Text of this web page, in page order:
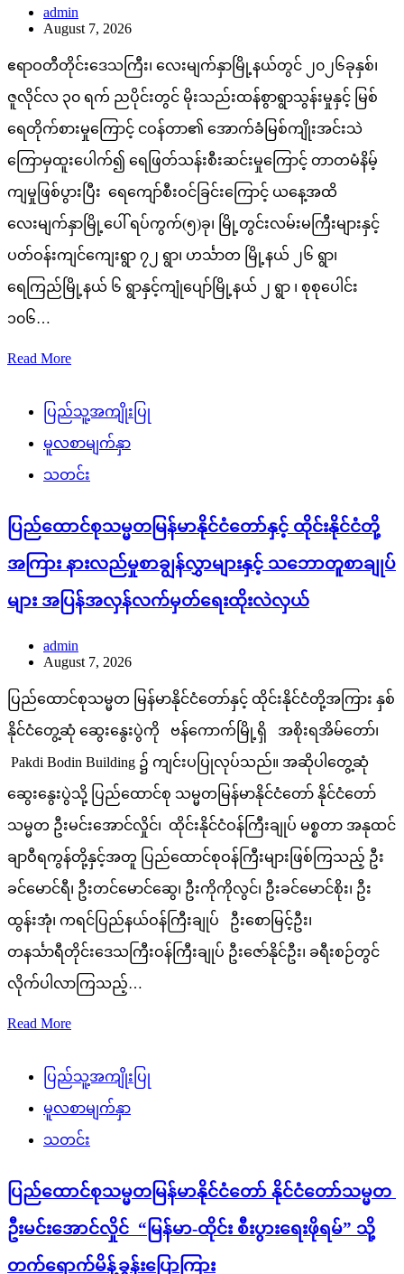
admin
August 7, 2026
ဧရာဝတီတိုင်းဒေသကြီး၊ လေးမျက်နှာမြို့နယ်တွင် ၂၀၂၆ခုနှစ်၊
ဇူလိုင်လ ၃၀ ရက် ညပိုင်းတွင် မိုးသည်းထန်စွာရွာသွန်းမှုနှင့် မြစ်
ရေတိုက်စားမှုကြောင့် ငဝန်တာ၏ အောက်ခံမြစ်ကျိုးအင်းသဲ
ကြောမှထူးပေါက်၍ ရေဖြတ်သန်းစီးဆင်းမှုကြောင့် တာတမံနိမ့်
ကျမှုဖြစ်ပွားပြီး ရေကျော်စီးဝင်ခြင်းကြောင့် ယနေ့အထိ
လေးမျက်နှာမြို့ပေါ် ရပ်ကွက်(၅)ခု၊ မြို့တွင်းလမ်းမကြီးများနှင့်
ပတ်ဝန်းကျင်ကျေးရွာ ၇၂ ရွာ၊ ဟင်္သာတ မြို့နယ် ၂၆ ရွာ၊
ရေကြည်မြို့နယ် ၆ ရွာနှင့်ကျုံပျော်မြို့နယ် ၂ ရွာ ၊ စုစုပေါင်း
၁၀၆…
Read More
ပြည်သူ့အကျိုးပြု
မူလစာမျက်နှာ
သတင်း
ပြည်ထောင်စုသမ္မတမြန်မာနိုင်ငံတော်နှင့် ထိုင်းနိုင်ငံတို့
အကြား နားလည်မှုစာချွန်လွှာများနှင့် သဘောတူစာချုပ်
များ အပြန်အလှန်လက်မှတ်ရေးထိုးလဲလှယ်
admin
August 7, 2026
ပြည်ထောင်စုသမ္မတ မြန်မာနိုင်ငံတော်နှင့် ထိုင်းနိုင်ငံတို့အကြား နှစ်
နိုင်ငံတွေ့ဆုံ ဆွေးနွေးပွဲကို ဗန်ကောက်မြို့ရှိ အစိုးရအိမ်တော်၊
Pakdi Bodin Building ၌ ကျင်းပပြုလုပ်သည်။ အဆိုပါတွေ့ဆုံ
ဆွေးနွေးပွဲသို့ ပြည်ထောင်စု သမ္မတမြန်မာနိုင်ငံတော် နိုင်ငံတော်
သမ္မတ ဦးမင်းအောင်လှိုင်၊ ထိုင်းနိုင်ငံဝန်ကြီးချုပ် မစ္စတာ အနုထင်
ချာဝီရကွန်တို့နှင့်အတူ ပြည်ထောင်စုဝန်ကြီးများဖြစ်ကြသည့် ဦး
ခင်မောင်ရီ၊ ဦးတင်မောင်ဆွေ၊ ဦးကိုကိုလွင်၊ ဦးခင်မောင်စိုး၊ ဦး
ထွန်းအုံ၊ ကရင်ပြည်နယ်ဝန်ကြီးချုပ် ဦးစောမြင့်ဦး၊
တနင်္သာရီတိုင်းဒေသကြီးဝန်ကြီးချုပ် ဦးဇော်နိုင်ဦး၊ ခရီးစဉ်တွင်
လိုက်ပါလာကြသည့်…
Read More
ပြည်သူ့အကျိုးပြု
မူလစာမျက်နှာ
သတင်း
ပြည်ထောင်စုသမ္မတမြန်မာနိုင်ငံတော် နိုင်ငံတော်သမ္မတ
ဦးမင်းအောင်လှိုင် “မြန်မာ-ထိုင်း စီးပွားရေးဖိုရမ်” သို့
တက်ရောက်မိန့်ခွန်းပြောကြား